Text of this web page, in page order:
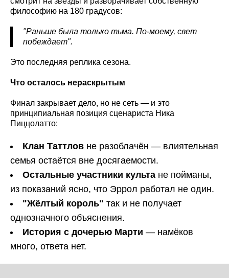
философию на 180 градусов:
"Раньше была только тьма. По-моему, свет
побеждает".
Это последняя реплика сезона.
Что осталось нераскрытым
Финал закрывает дело, но не сеть — и это
принципиальная позиция сценариста Ника
Пиццолатто:
Клан Таттлов не разоблачён — влиятельная
семья остаётся вне досягаемости.
Остальные участники культа не пойманы,
из показаний ясно, что Эррол работал не один.
"Жёлтый король" так и не получает
однозначного объяснения.
История с дочерью Марти — намёков
много, ответа нет.